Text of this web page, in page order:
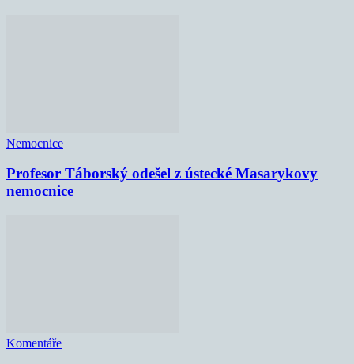
Nemocnice
Profesor Táborský odešel z ústecké Masarykovy
nemocnice
Komentáře